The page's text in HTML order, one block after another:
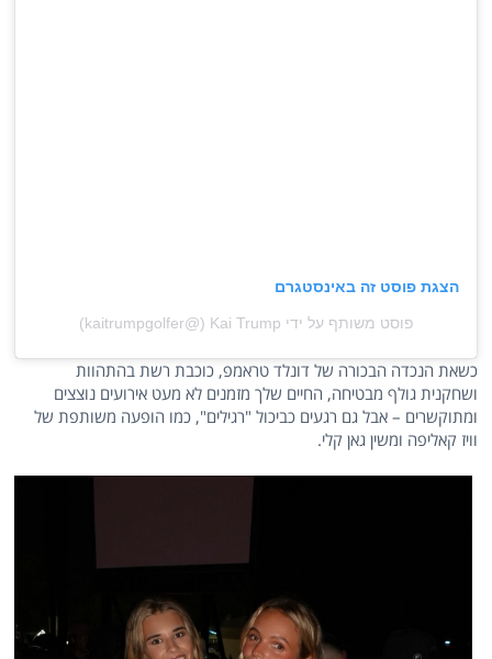
הצגת פוסט זה באינסטגרם
פוסט משותף על ידי ‏‎Kai Trump‎‏ (@‏‎kaitrumpgolfer‎‏)
כשאת הנכדה הבכורה של דונלד טראמפ, כוכבת רשת בהתהוות
ושחקנית גולף מבטיחה, החיים שלך מזמנים לא מעט אירועים נוצצים
ומתוקשרים – אבל גם רגעים כביכול "רגילים", כמו הופעה משותפת של
וויז קאליפה ומשין גאן קלי.